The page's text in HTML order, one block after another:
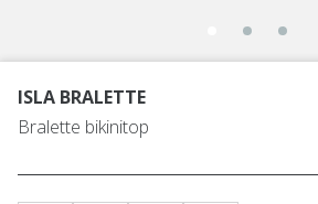
ISLA BRALETTE
Bralette bikinitop